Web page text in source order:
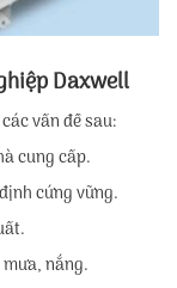
Daxwell
vấn đề sau:
cung cấp.
cứng vững.
nắng.